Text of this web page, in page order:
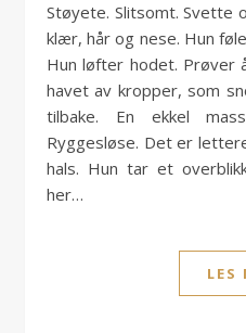
Støyete. Slitsomt. Svette
klær, hår og nese. Hun
Hun løfter hodet. Prøver
havet av kropper, som
tilbake. En ekkel
Ryggesløse. Det er
hals. Hun tar et
her…
LES